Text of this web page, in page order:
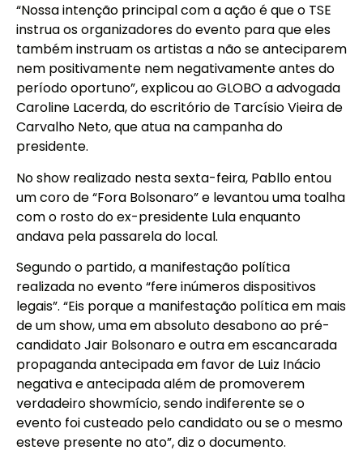
“Nossa intenção principal com a ação é que o TSE
instrua os organizadores do evento para que eles
também instruam os artistas a não se anteciparem
nem positivamente nem negativamente antes do
período oportuno”, explicou ao GLOBO a advogada
Caroline Lacerda, do escritório de Tarcísio Vieira de
Carvalho Neto, que atua na campanha do
presidente.
No show realizado nesta sexta-feira, Pabllo entou
um coro de “Fora Bolsonaro” e levantou uma toalha
com o rosto do ex-presidente Lula enquanto
andava pela passarela do local.
Segundo o partido, a manifestação política
realizada no evento “fere inúmeros dispositivos
legais”. “Eis porque a manifestação política em mais
de um show, uma em absoluto desabono ao pré-
candidato Jair Bolsonaro e outra em escancarada
propaganda antecipada em favor de Luiz Inácio
negativa e antecipada além de promoverem
verdadeiro showmício, sendo indiferente se o
evento foi custeado pelo candidato ou se o mesmo
esteve presente no ato”, diz o documento.